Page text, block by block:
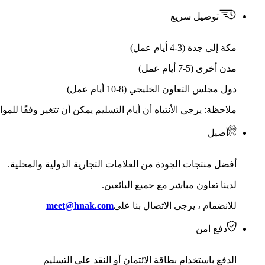
توصيل سريع
مكة إلى جدة (3-4 أيام عمل)
مدن أخرى (5-7 أيام عمل)
دول مجلس التعاون الخليجي (8-10 أيام عمل)
ملاحظة: يرجى الأنتباه أن أيام التسليم يمكن أن تتغير وفقًا
أصيل
أفضل منتجات الجودة من العلامات التجارية الدولية والمحلية.
لدينا تعاون مباشر مع جميع البائعين.
للانضمام ، يرجى الاتصال بنا علىmeet@hnak.com
دفع امن
الدفع باستخدام بطاقة الائتمان أو النقد على التسليم